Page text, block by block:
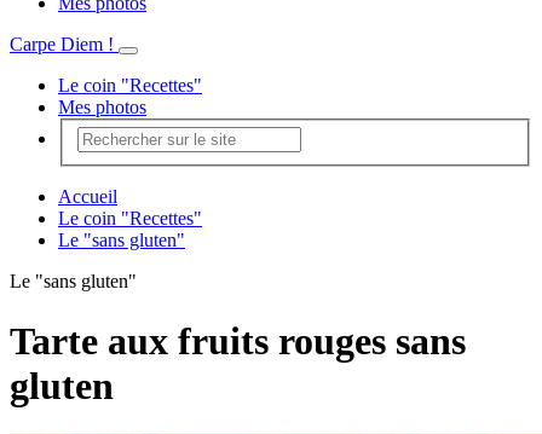
Carpe Diem !
Le coin "Recettes"
Mes photos
Accueil
Le coin "Recettes"
Le "sans gluten"
Le "sans gluten"
Tarte aux fruits rouges sans
gluten